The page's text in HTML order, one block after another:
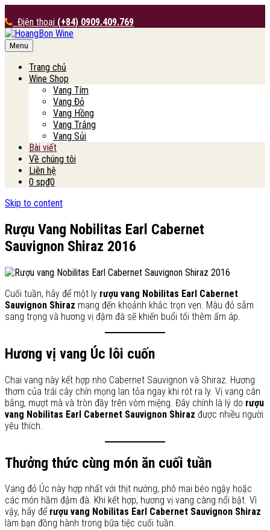
Điện thoại (+84) 0909.409.769
HoangBon Wine
Menu
Trang chủ
Wine Shop
Vang Tím
Vang Đỏ
Vang Hồng
Vang Trắng
Vang Sủi
Bài viết
Về chúng tôi
Liên hệ
0 sp₫0
Skip to content
Rượu Vang Nobilitas Earl Cabernet
Sauvignon Shiraz 2016
Cuối tuần, hãy để một ly rượu vang Nobilitas Earl Cabernet
Sauvignon Shiraz mang đến khoảnh khắc trọn vẹn. Màu đỏ sẫm
sang trọng và hương vị đậm đà sẽ khiến buổi tối thêm ấm áp.
Hương vị vang Úc lôi cuốn
Chai vang này kết hợp nho Cabernet Sauvignon và Shiraz. Hương
thơm của trái cây chín mọng lan tỏa ngay khi rót ra ly. Vị vang cân
bằng, mượt mà và tròn đầy trên vòm miệng. Đây chính là lý do rượu
vang Nobilitas Earl Cabernet Sauvignon Shiraz được nhiều người
yêu thích.
Thưởng thức cùng món ăn cuối tuần
Vang đỏ Úc này hợp nhất với thịt nướng, phô mai béo ngậy hoặc
các món hầm đậm đà. Khi kết hợp, hương vị vang càng nổi bật. Vì
vậy, hãy để rượu vang Nobilitas Earl Cabernet Sauvignon Shiraz
làm bạn đồng hành trong bữa tiệc cuối tuần.